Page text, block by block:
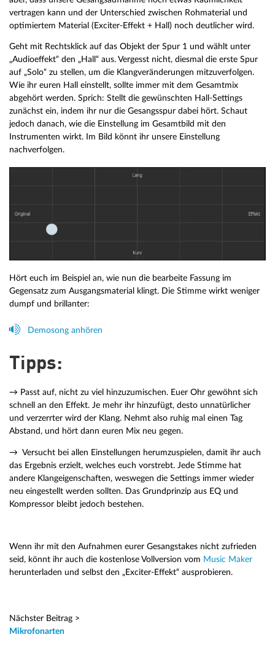
vertragen kann und der Unterschied zwischen Rohmaterial und
optimiertem Material (Exciter-Effekt + Hall) noch deutlicher wird.
Geht mit Rechtsklick auf das Objekt der Spur 1 und wählt unter
„Audioeffekt“ den „Hall“ aus. Vergesst nicht, diesmal die erste Spur
auf „Solo“ zu stellen, um die Klangveränderungen mitzuverfolgen.
Wie ihr euren Hall einstellt, sollte immer mit dem Gesamtmix
abgehört werden. Sprich: Stellt die gewünschten Hall-Settings
zunächst ein, indem ihr nur die Gesangsspur dabei hört. Schaut
jedoch danach, wie die Einstellung im Gesamtbild mit den
Instrumenten wirkt. Im Bild könnt ihr unsere Einstellung
nachverfolgen.
Hört euch im Beispiel an, wie nun die bearbeite Fassung im
Gegensatz zum Ausgangsmaterial klingt. Die Stimme wirkt weniger
dumpf und brillanter:
Demosong anhören
Tipps:
→ Passt auf, nicht zu viel hinzuzumischen. Euer Ohr gewöhnt sich
schnell an den Effekt. Je mehr ihr hinzufügt, desto unnatürlicher
und verzerrter wird der Klang. Nehmt also ruhig mal einen Tag
Abstand, und hört dann euren Mix neu gegen.
→ Versucht bei allen Einstellungen herumzuspielen, damit ihr auch
das Ergebnis erzielt, welches euch vorstrebt. Jede Stimme hat
andere Klangeigenschaften, weswegen die Settings immer wieder
neu eingestellt werden sollten. Das Grundprinzip aus EQ und
Kompressor bleibt jedoch bestehen.
Wenn ihr mit den Aufnahmen eurer Gesangstakes nicht zufrieden
seid, könnt ihr auch die kostenlose Vollversion vom Music Maker
herunterladen und selbst den „Exciter-Effekt“ ausprobieren.
Nächster Beitrag >
Mikrofonarten